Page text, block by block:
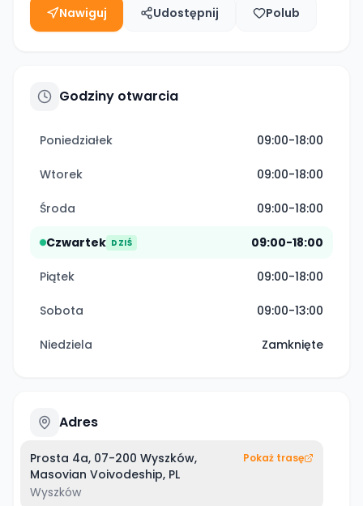
Nawiguj Udostępnij Polub
Godziny otwarcia
Poniedziałek 09:00-18:00
Wtorek 09:00-18:00
Środa 09:00-18:00
Czwartek DZIŚ 09:00-18:00
Piątek 09:00-18:00
Sobota 09:00-13:00
Niedziela Zamknięte
Adres
Prosta 4a, 07-200 Wyszków,
Masovian Voivodeship, PL
Wyszków
Pokaż trasę